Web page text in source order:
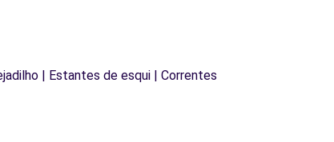
| Estantes de esqui | Correntes